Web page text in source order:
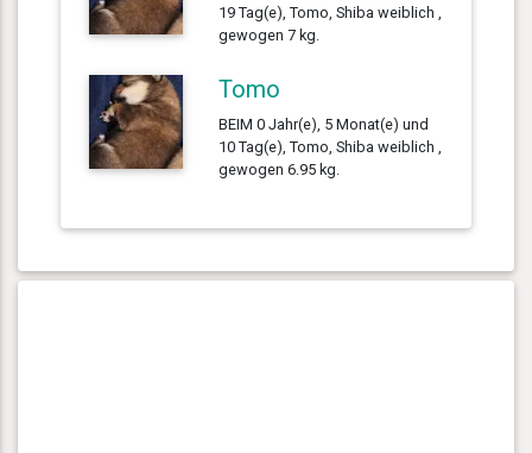
19 Tag(e), Tomo, Shiba weiblich ,
gewogen 7 kg.
Tomo
BEIM 0 Jahr(e), 5 Monat(e) und
10 Tag(e), Tomo, Shiba weiblich ,
gewogen 6.95 kg.